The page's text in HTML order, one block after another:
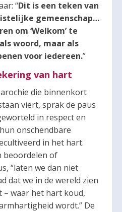
“Dit is een teken van
gemeenschap…
om ‘Welkom’ te
woord, maar als
voor iedereen.”
van hart
die binnenkort
viert, sprak de paus
in respect en
onschendbare
in het hart.
beoordelen of
“laten we dan niet
dat we in de wereld zien
waar het hart koud,
wordt.” De